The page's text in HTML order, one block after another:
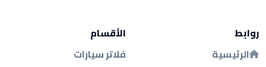
روابط
الرئيسية
الأقسام
فلاتر سيارات